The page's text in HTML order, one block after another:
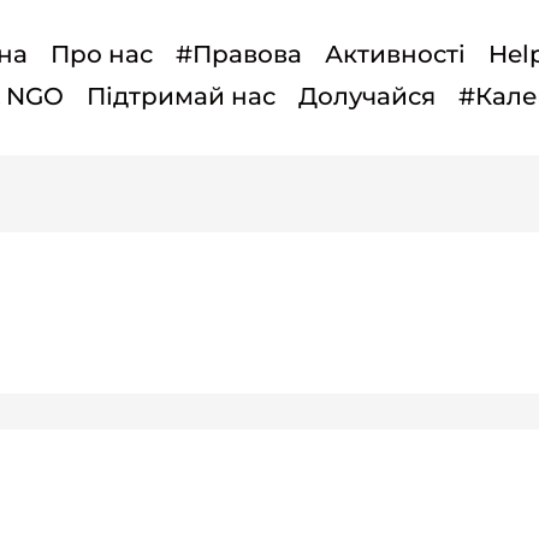
Про нас #Правова Активності
Підтримай нас Долучайся